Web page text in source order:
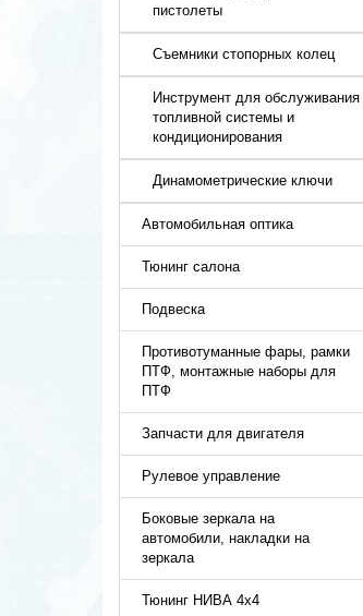
пистолеты
Съемники стопорных колец
Инструмент для обслуживания
топливной системы и
кондиционирования
Динамометрические ключи
Автомобильная оптика
Тюнинг салона
Подвеска
Противотуманные фары, рамки
ПТФ, монтажные наборы для
ПТФ
Запчасти для двигателя
Рулевое управление
Боковые зеркала на
автомобили, накладки на
зеркала
Тюнинг НИВА 4х4